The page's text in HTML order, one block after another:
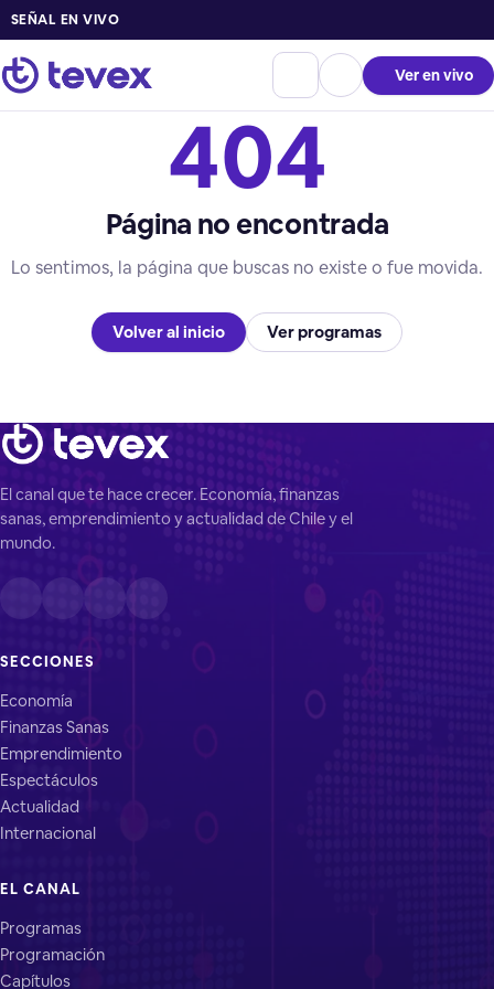
SEÑAL EN VIVO
Ver en vivo
404
Página no encontrada
Lo sentimos, la página que buscas no existe o fue movida.
Volver al inicio Ver programas
El canal que te hace crecer. Economía, finanzas
sanas, emprendimiento y actualidad de Chile y el
mundo.
SECCIONES
Economía
Finanzas Sanas
Emprendimiento
Espectáculos
Actualidad
Internacional
EL CANAL
Programas
Programación
Capítulos